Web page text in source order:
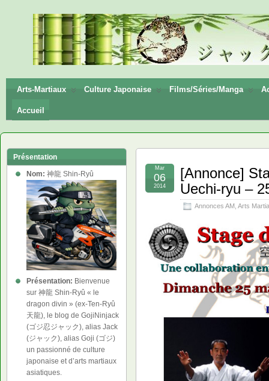
神龍
Shin-
Ryū
Arts-Martiaux Culture Japonaise Films/Séries/Manga
Accueil
[Annonce]
Uechi-ryu –
Annonces AM Arts
Mar
06
2014
Présentation
Nom: 神龍 Shin-Ryû
Présentation: Bienvenue
sur 神龍 Shin-Ryû « le
dragon divin » (ex-Ten-Ryû
天龍), le blog de GojiNinjack
(ゴジ忍ジャック), alias Jack
(ジャック), alias Goji (ゴジ)
un passionné de culture
japonaise et d’arts martiaux
asiatiques.